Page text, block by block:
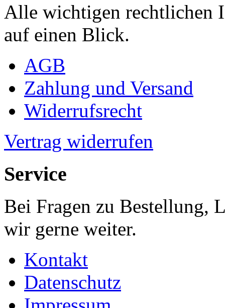
Alle wichtigen rechtlichen
auf einen Blick.
AGB
Zahlung und Versand
Widerrufsrecht
Vertrag widerrufen
Service
Bei Fragen zu Bestellung,
wir gerne weiter.
Kontakt
Datenschutz